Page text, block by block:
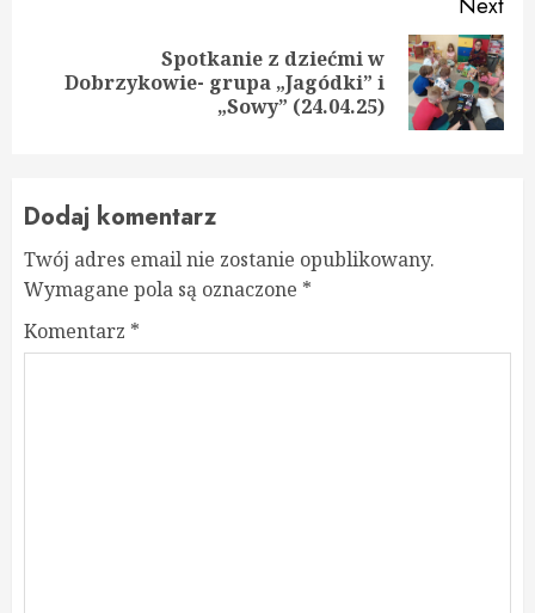
Next
Spotkanie z dziećmi w
Dobrzykowie- grupa „Jagódki” i
„Sowy” (24.04.25)
Dodaj komentarz
Twój adres email nie zostanie opublikowany.
Wymagane pola są oznaczone *
Komentarz *